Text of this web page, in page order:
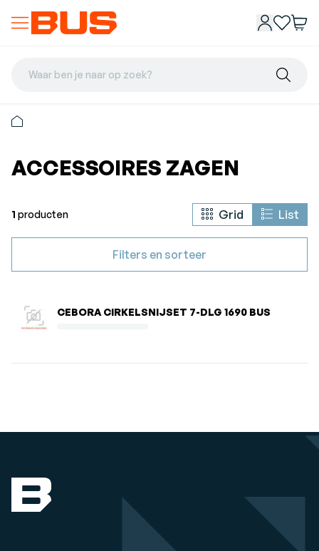
Waar ben je naar op zoek?
ACCESSOIRES ZAGEN
1 producten Grid List
Filters en sorteer
CEBORA CIRKELSNIJSET 7-DLG 1690 BUS